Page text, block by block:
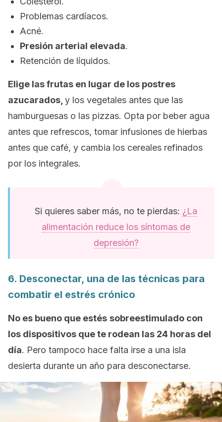
Problemas cardíacos.
Acné.
Presión arterial elevada.
Retención de líquidos.
Elige las frutas en lugar de los postres
azucarados, y los vegetales antes que las
hamburguesas o las pizzas. Opta por beber agua
antes que refrescos, tomar infusiones de hierbas
antes que café, y cambia los cereales refinados
por los integrales.
Si quieres saber más, no te pierdas: ¿La
alimentación reduce los síntomas de
depresión?
6. Desconectar, una de las técnicas para
combatir el estrés crónico
No es bueno que estés sobreestimulado con
los dispositivos que te rodean las 24 horas del
día. Pero tampoco hace falta irse a una isla
desierta durante un año para desconectarse.